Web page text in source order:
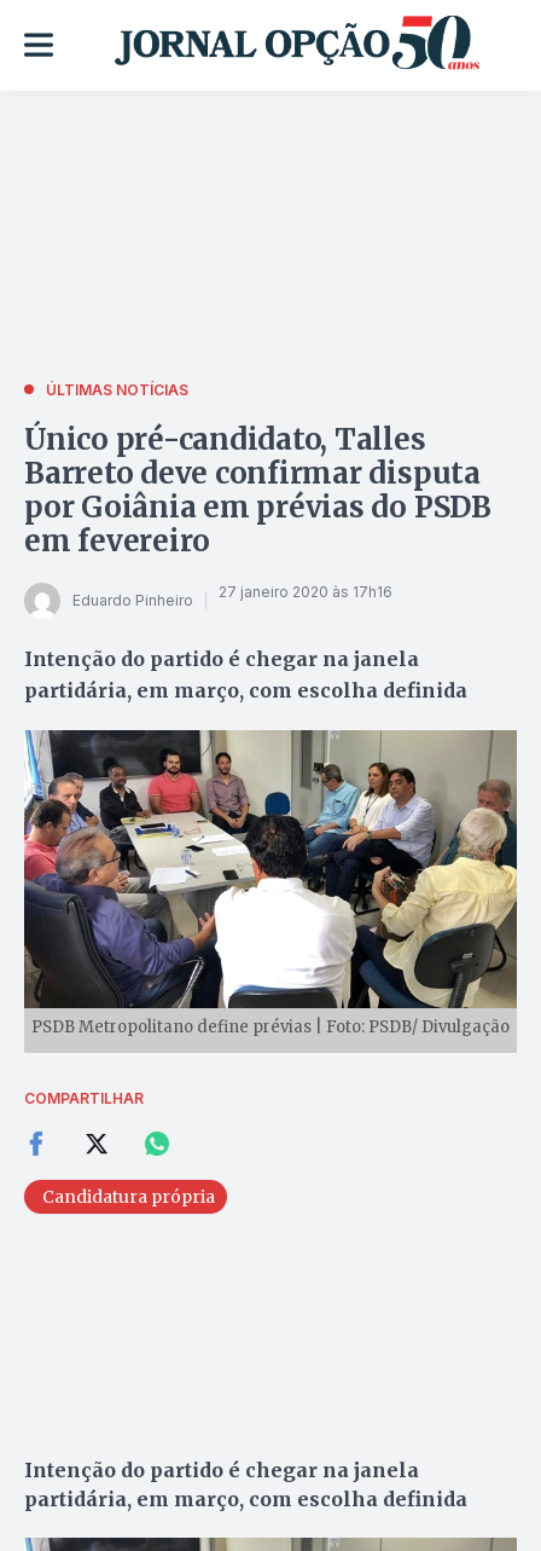
ÚLTIMAS NOTÍCIAS
Único pré-candidato, Talles
Barreto deve confirmar disputa
por Goiânia em prévias do PSDB
em fevereiro
Eduardo Pinheiro 27 janeiro 2020 às 17h16
Intenção do partido é chegar na janela
partidária, em março, com escolha definida
PSDB Metropolitano define prévias | Foto: PSDB/ Divulgação
COMPARTILHAR
Candidatura própria
Intenção do partido é chegar na janela
partidária, em março, com escolha definida